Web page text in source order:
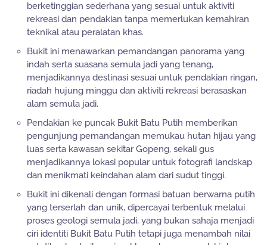
berketinggian sederhana yang sesuai untuk aktiviti
rekreasi dan pendakian tanpa memerlukan kemahiran
teknikal atau peralatan khas.
Bukit ini menawarkan pemandangan panorama yang
indah serta suasana semula jadi yang tenang,
menjadikannya destinasi sesuai untuk pendakian ringan,
riadah hujung minggu dan aktiviti rekreasi berasaskan
alam semula jadi.
Pendakian ke puncak Bukit Batu Putih memberikan
pengunjung pemandangan memukau hutan hijau yang
luas serta kawasan sekitar Gopeng, sekali gus
menjadikannya lokasi popular untuk fotografi landskap
dan menikmati keindahan alam dari sudut tinggi.
Bukit ini dikenali dengan formasi batuan berwarna putih
yang terserlah dan unik, dipercayai terbentuk melalui
proses geologi semula jadi, yang bukan sahaja menjadi
ciri identiti Bukit Batu Putih tetapi juga menambah nilai